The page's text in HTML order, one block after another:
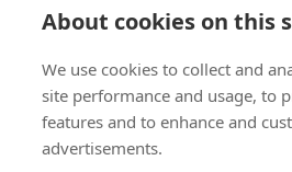
Дизайнер напольного
Руководство по применению
Сертификация
Файлы, которые можно скачать
ЧАВО
About cookies on this
We use cookies to collect and
site performance and usage, to
features and to enhance and
advertisements.